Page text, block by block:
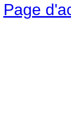
Page